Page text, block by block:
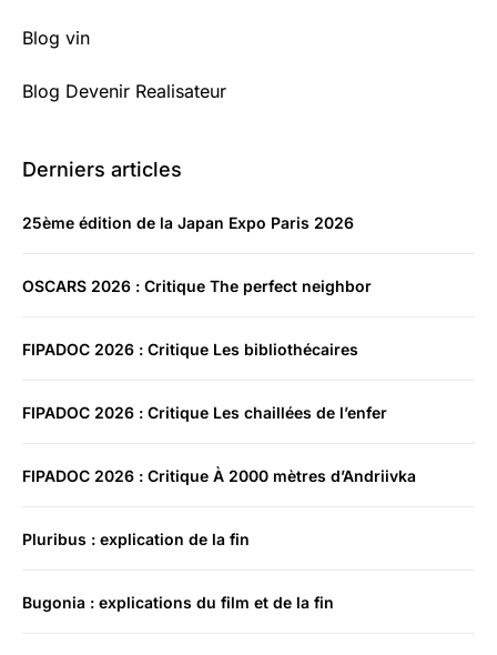
Blog vin
Blog Devenir Realisateur
Derniers articles
25ème édition de la Japan Expo Paris 2026
OSCARS 2026 : Critique The perfect neighbor
FIPADOC 2026 : Critique Les bibliothécaires
FIPADOC 2026 : Critique Les chaillées de l’enfer
FIPADOC 2026 : Critique À 2000 mètres d’Andriivka
Pluribus : explication de la fin
Bugonia : explications du film et de la fin